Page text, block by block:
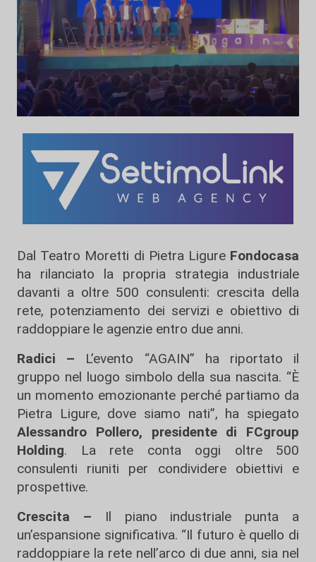
Dal Teatro Moretti di Pietra Ligure Fondocasa
ha rilanciato la propria strategia industriale
davanti a oltre 500 consulenti: crescita della
rete, potenziamento dei servizi e obiettivo di
raddoppiare le agenzie entro due anni.
Radici – L’evento “AGAIN” ha riportato il
gruppo nel luogo simbolo della sua nascita. “È
un momento emozionante perché partiamo da
Pietra Ligure, dove siamo nati”, ha spiegato
Alessandro Pollero, presidente di FCgroup
Holding. La rete conta oggi oltre 500
consulenti riuniti per condividere obiettivi e
prospettive.
Crescita –
Il piano industriale punta a
un’espansione significativa. “Il futuro è quello di
raddoppiare la rete nell’arco di due anni, sia nel